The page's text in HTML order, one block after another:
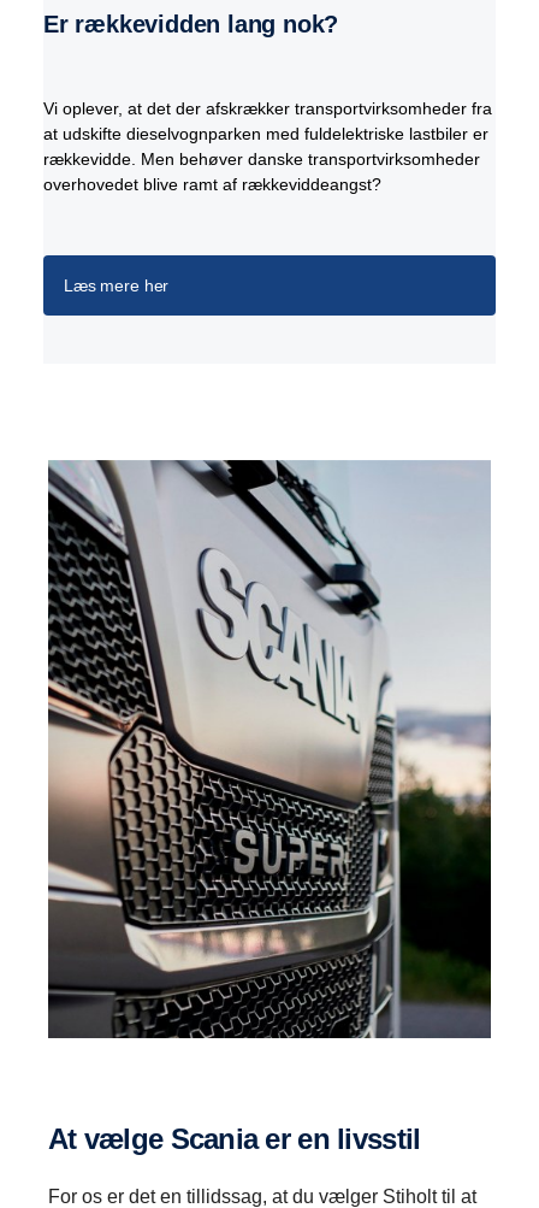
Er rækkevidden lang nok?
Vi oplever, at det der afskrækker transportvirksomheder fra
at udskifte dieselvognparken med fuldelektriske lastbiler er
rækkevidde. Men behøver danske transportvirksomheder
overhovedet blive ramt af rækkeviddeangst?
Læs mere her
At vælge Scania er en livsstil
For os er det en tillidssag, at du vælger Stiholt til at